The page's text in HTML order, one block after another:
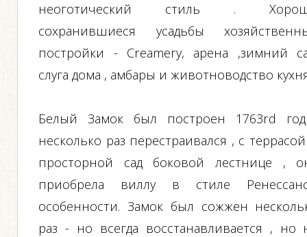
неоготический стиль .
сохранившиеся усадьбы
постройки - Creamery, арена ,зимний
слуга дома , амбары и животноводство
Белый Замок был построен 1763rd
несколько раз перестраивался , с
просторной сад боковой лестнице ,
приобрела виллу в стиле
особенности. Замок был сожжен
раз - но всегда восстанавливается , но